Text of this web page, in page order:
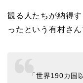
観る人たちが納得
ったという有村さ
「世界190カ国